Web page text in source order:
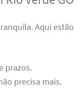
Aqui estão
prazos.
precisa mais.